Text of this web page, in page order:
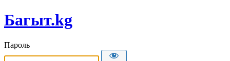
Багыт.kg
Пароль